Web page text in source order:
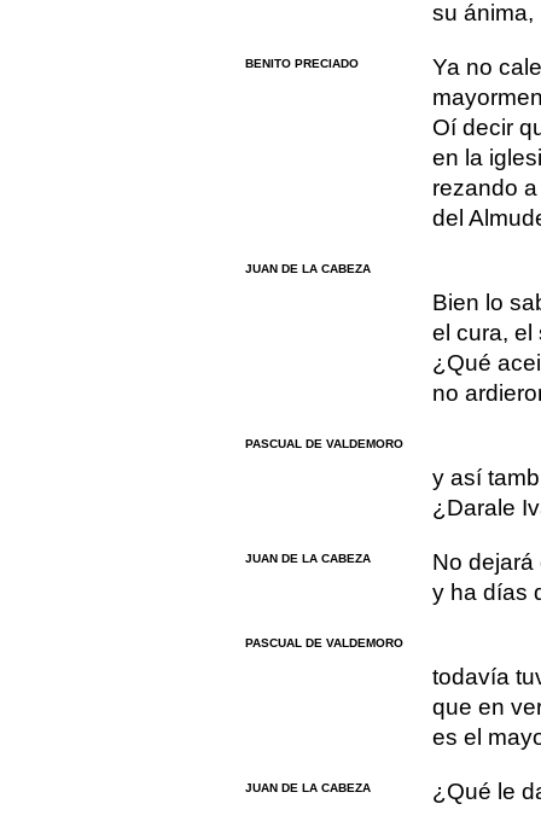
su ánima,
BENITO PRECIADO
Ya no
Oí decir
en la
rezando
del
JUAN DE LA CABEZA
Bien lo
el cura, el
¿Qué
no
PASCUAL DE VALDEMORO
y así
¿Darale
JUAN DE LA CABEZA
No dejará
y ha días
PASCUAL DE VALDEMORO
todavía
que en
es el
JUAN DE LA CABEZA ¿Qué le